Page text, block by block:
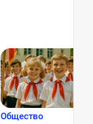
Общество